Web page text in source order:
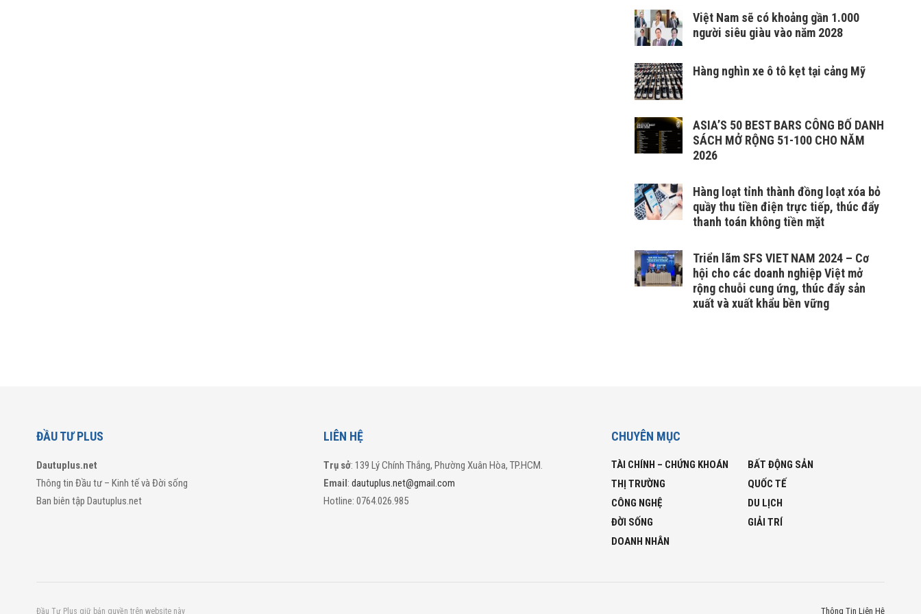
Việt Nam sẽ có khoảng gần 1.000
người siêu giàu vào năm 2028
Hàng nghìn xe ô tô kẹt tại cảng Mỹ
ASIA’S 50 BEST BARS CÔNG BỐ DANH
SÁCH MỞ RỘNG 51-100 CHO NĂM
2026
Hàng loạt tỉnh thành đồng loạt xóa bỏ
quầy thu tiền điện trực tiếp, thúc đẩy
thanh toán không tiền mặt
Triển lãm SFS VIET NAM 2024 – Cơ
hội cho các doanh nghiệp Việt mở
rộng chuỗi cung ứng, thúc đẩy sản
xuất và xuất khẩu bền vững
ĐẦU TƯ PLUS
Dautuplus.net
Thông tin Đầu tư – Kinh tế và Đời sống
Ban biên tập Dautuplus.net
LIÊN HỆ
Trụ sở: 139 Lý Chính Thắng, Phường Xuân Hòa, TP.HCM.
Email:dautuplus.net@gmail.com
Hotline: 0764.026.985
CHUYÊN MỤC
TÀI CHÍNH – CHỨNG KHOÁN
BẤT ĐỘNG SẢN
THỊ TRƯỜNG
QUỐC TẾ
CÔNG NGHỆ
DU LỊCH
ĐỜI SỐNG
GIẢI TRÍ
DOANH NHÂN
Thông Tin Liên Hệ
Đầu Tư Plus giữ bản quyền trên website này